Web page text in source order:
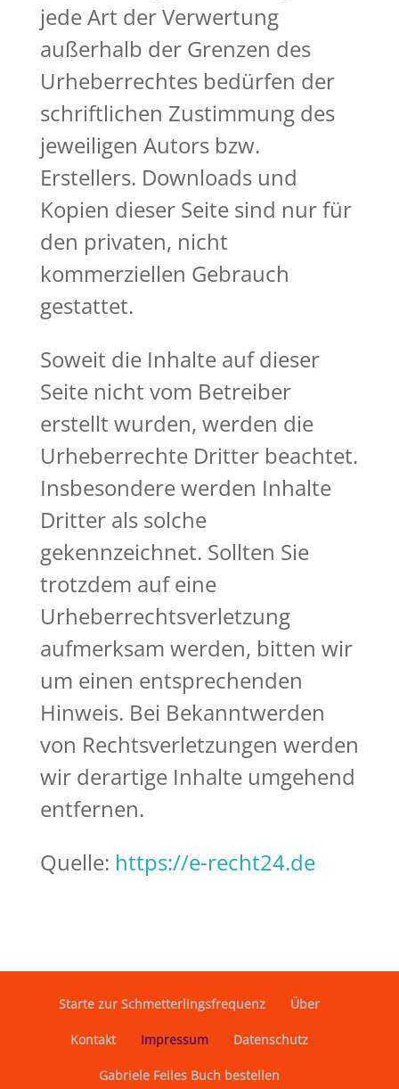
jede Art der Verwertung
außerhalb der Grenzen des
Urheberrechtes bedürfen der
schriftlichen Zustimmung des
jeweiligen Autors bzw.
Erstellers. Downloads und
Kopien dieser Seite sind nur für
den privaten, nicht
kommerziellen Gebrauch
gestattet.
Soweit die Inhalte auf dieser
Seite nicht vom Betreiber
erstellt wurden, werden die
Urheberrechte Dritter beachtet.
Insbesondere werden Inhalte
Dritter als solche
gekennzeichnet. Sollten Sie
trotzdem auf eine
Urheberrechtsverletzung
aufmerksam werden, bitten wir
um einen entsprechenden
Hinweis. Bei Bekanntwerden
von Rechtsverletzungen werden
wir derartige Inhalte umgehend
entfernen.
Quelle: https://e-recht24.de
Starte zur Schmetterlingsfrequenz Über
Kontakt Impressum Datenschutz
Gabriele Feiles Buch bestellen